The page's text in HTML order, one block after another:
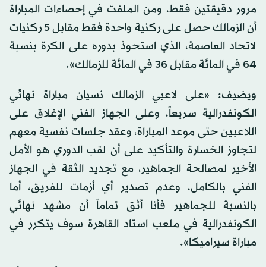
مرور دقيقتين فقط، ومن الملفت في إحصاءات المباراة
أن الزمالك حصل على ركنية واحدة فقط مقابل 5 ركنيات
لاتحاد العاصمة، الذي استحوذ بدوره على الكرة بنسبة
64 في المائة مقابل 36 في المائة للزمالك».
ويضيف: «على لاعبي الزمالك نسيان مباراة نهائي
الكونفدرالية سريعاً، وعلى الجهاز الفني الإغلاق على
اللاعبين حتى موعد المباراة، وعقد جلسات نفسية معهم
لتجاوز الخسارة والتأكيد على أن لقب الدوري هو الأمل
الأخير لمصالحة الجماهير، مع تجديد الثقة في الجهاز
الفني بالكامل، وعدم تصدير أي أزمات للفريق، أما
بالنسبة للجماهير فأنا أثق تماماً أن مشهد نهائي
الكونفدرالية في ملعب استاد القاهرة سوف يتكرر في
مباراة سيراميكا».